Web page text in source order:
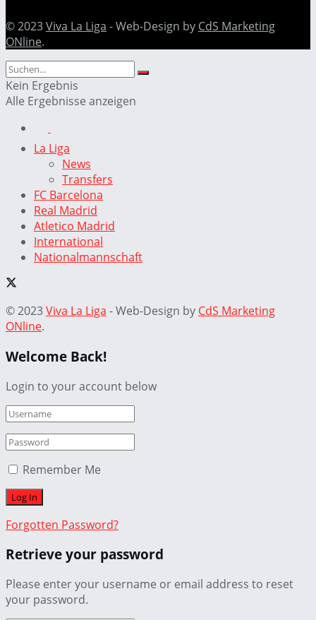
© 2023Viva La Liga - Web-Design by CdS Marketing
ONline.
Kein Ergebnis
Alle Ergebnisse anzeigen
La Liga
News
Transfers
FC Barcelona
Real Madrid
Atletico Madrid
International
Nationalmannschaft
© 2023Viva La Liga - Web-Design by CdS Marketing
ONline.
Welcome Back!
Login to your account below
Remember Me
Forgotten Password?
Retrieve your password
Please enter your username or email address to reset
your password.